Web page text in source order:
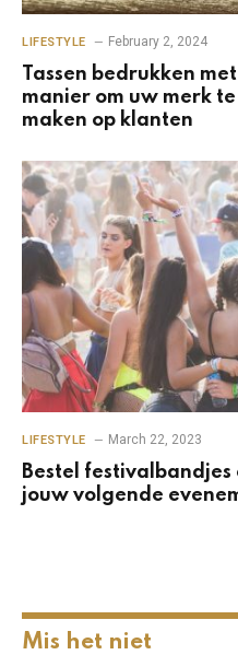
LIFESTYLE February 2, 2024
Tassen bedrukken
manier om uw merk
maken op klanten
LIFESTYLE March 22, 2023
Bestel
jouw volgende
Mis het niet